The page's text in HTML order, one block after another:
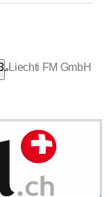
•Liechti FM GmbH